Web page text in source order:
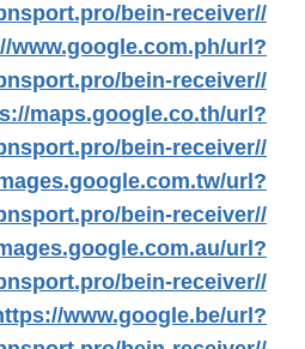
bein-receiver//
www.google.com.ph/url?
bein-receiver//
maps.google.co.th/url?
bein-receiver//
url?
bein-receiver//
url?
bein-receiver//
www.google.be/url?